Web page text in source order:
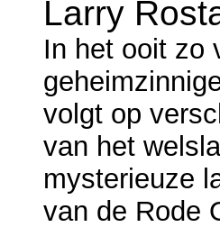
Larry
In het ooit zo
volgt op
van het
mysterieuze
van de Rode